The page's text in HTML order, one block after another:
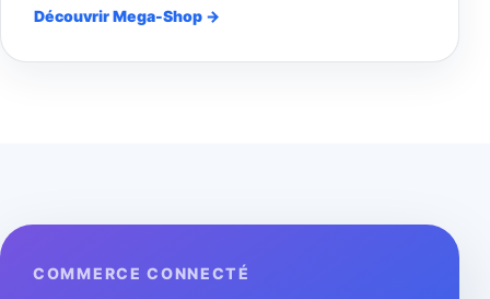
Découvrir Mega-Shop →
COMMERCE CONNECTÉ